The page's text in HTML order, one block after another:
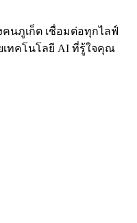
คนภูเก็ต เชื่อมต่อทุกไลฟ์
เทคโนโลยี AI ที่รู้ใจคุณ